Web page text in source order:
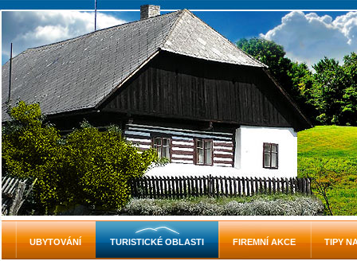
UBYTOVÁNÍ TURISTICKÉ OBLASTI FIREMNÍ AKCE TIPY